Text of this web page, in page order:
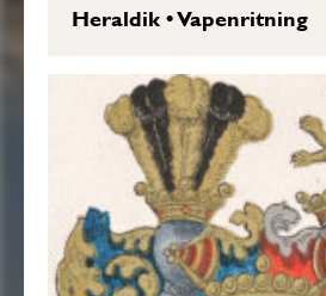
Heraldik•Vapenritning